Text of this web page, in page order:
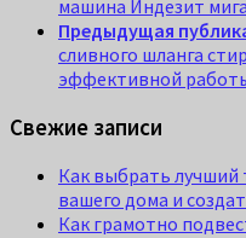
машина Индезит
Предыдущая
сливного шланга
эффективной
Свежие записи
Как выбрать лучший
вашего дома и
Как грамотно